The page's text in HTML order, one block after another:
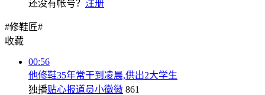
还没有帐号？ 注册
#修鞋匠#
收藏
00:56
他修鞋35年常干到凌晨,供出2大学生
独播贴心报道员小徽徽 861